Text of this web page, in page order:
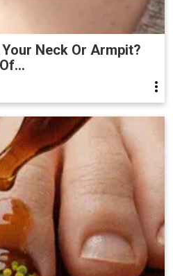
Neck Or Armpit?